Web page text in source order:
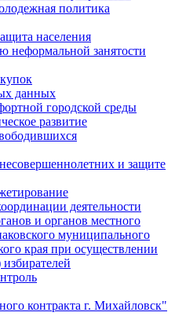
политика
населения
неформальной занятости
данных
городской среды
развитие
и защите
деятельности
и органов местного
муниципального
края при осуществлении
контракта г. Михайловск"